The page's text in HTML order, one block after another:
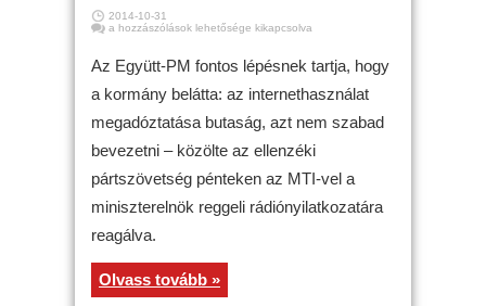
2014-10-31
Internetadó
PM:
a
kormány
belátta,
internethasználat
megadóztatása
butaság
bejegyzéshez
a hozzászólások lehetősége kikapcsolva
Az Együtt-PM fontos lépésnek tartja, hogy
a kormány belátta: az internethasználat
megadóztatása butaság, azt nem szabad
bevezetni – közölte az ellenzéki
pártszövetség pénteken az MTI-vel a
miniszterelnök reggeli rádiónyilatkozatára
reagálva.
Olvass tovább »